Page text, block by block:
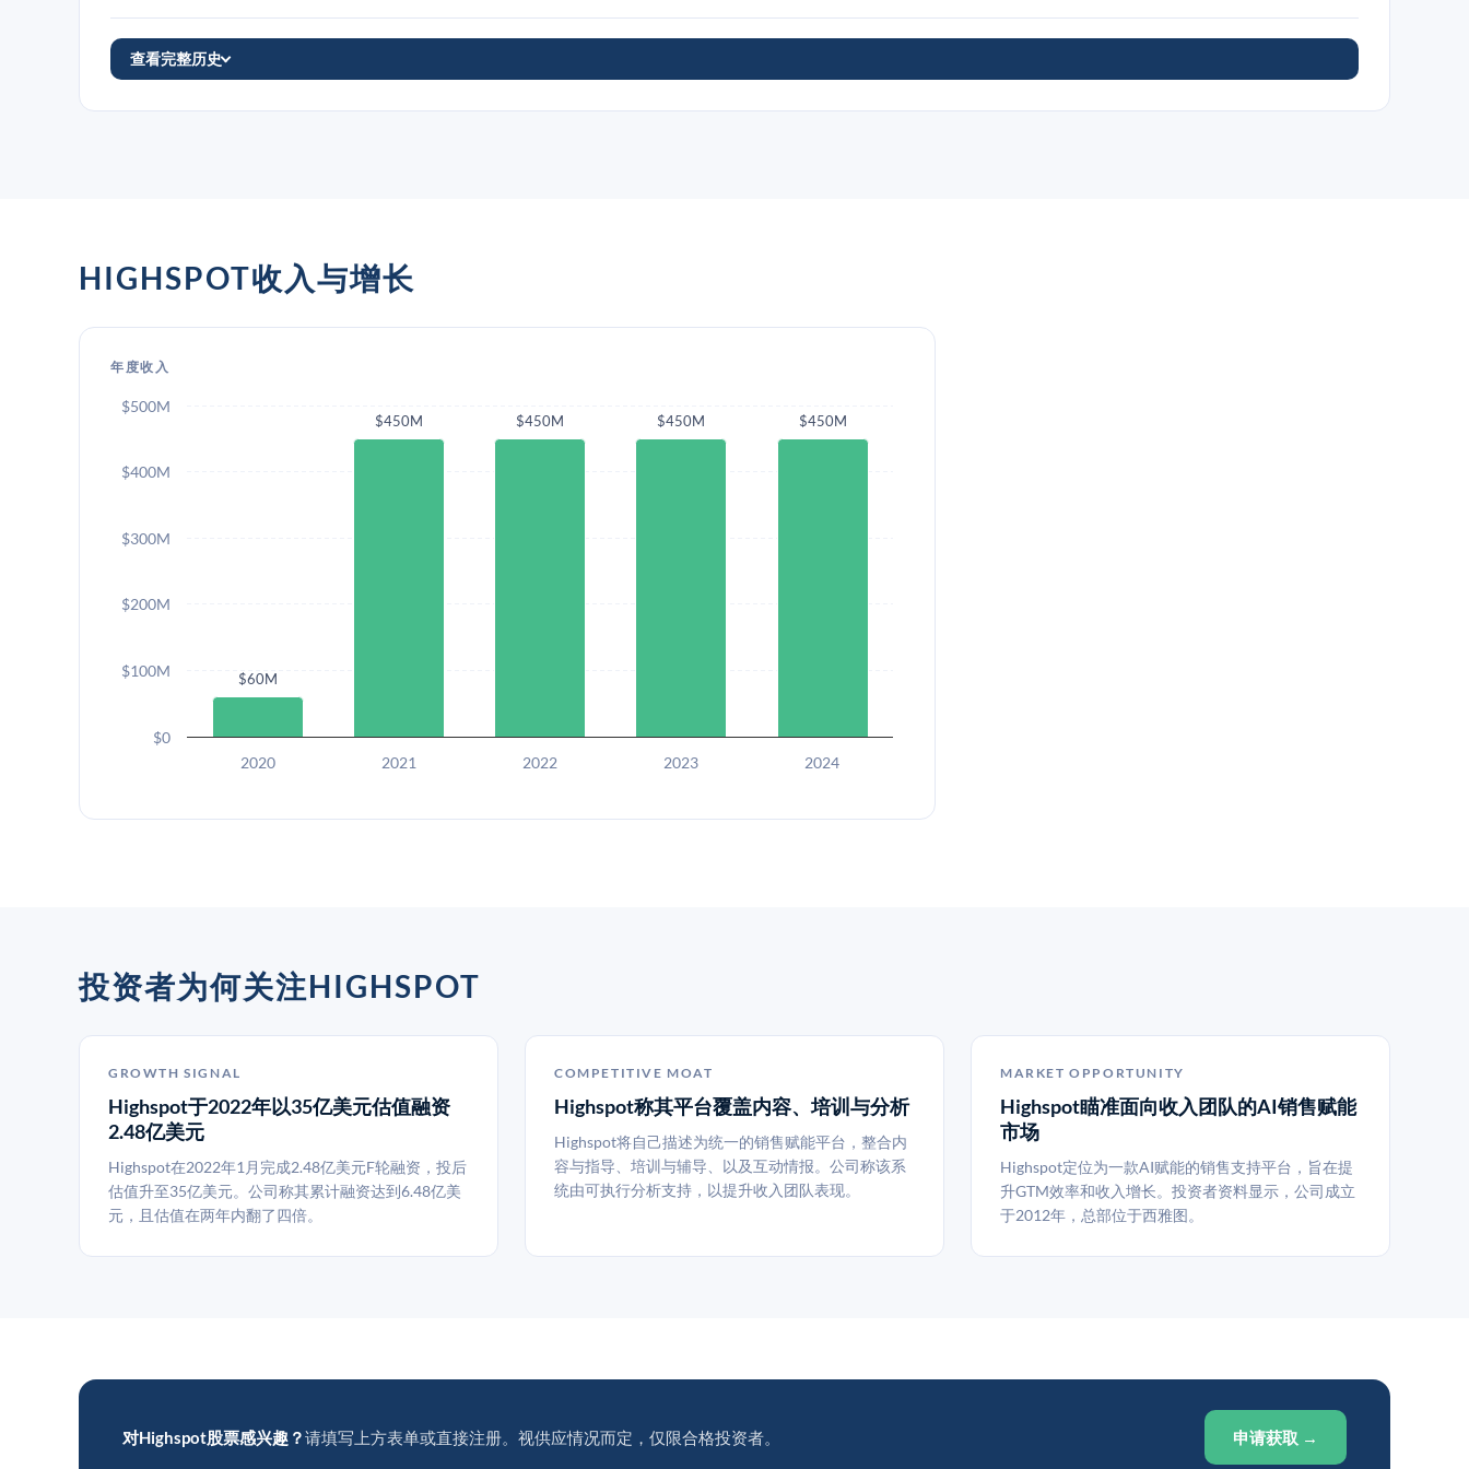
查看完整历史
HIGHSPOT收入与增长
年度收入
$60M
$450M $450M $450M $450M
2020 2021 2022 2023 2024
$0
$100M
$200M
$300M
$400M
$500M
投资者为何关注HIGHSPOT
GROWTH SIGNAL
Highspot于2022年以35亿美元估值融资
2.48亿美元
Highspot在2022年1月完成2.48亿美元F轮融资，投后
估值升至35亿美元。公司称其累计融资达到6.48亿美
元，且估值在两年内翻了四倍。
COMPETITIVE MOAT
Highspot称其平台覆盖内容、培训与分析
Highspot将自己描述为统一的销售赋能平台，整合内
容与指导、培训与辅导、以及互动情报。公司称该系
统由可执行分析支持，以提升收入团队表现。
MARKET OPPORTUNITY
Highspot瞄准面向收入团队的AI销售赋能
市场
Highspot定位为一款AI赋能的销售支持平台，旨在提
升GTM效率和收入增长。投资者资料显示，公司成立
于2012年，总部位于西雅图。
对Highspot股票感兴趣？请填写上方表单或直接注册。视供应情况而定，仅限合格投资者。 申请获取 →